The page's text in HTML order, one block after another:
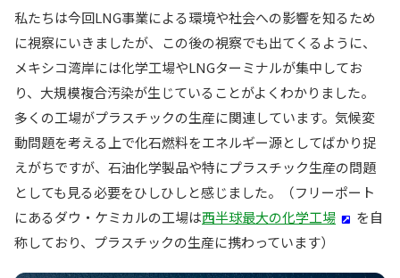
私たちは今回LNG事業による環境や社会への影響を知るため
に視察にいきましたが、この後の視察でも出てくるように、
メキシコ湾岸には化学工場やLNGターミナルが集中してお
り、大規模複合汚染が生じていることがよくわかりました。
多くの工場がプラスチックの生産に関連しています。気候変
動問題を考える上で化石燃料をエネルギー源としてばかり捉
えがちですが、石油化学製品や特にプラスチック生産の問題
としても見る必要をひしひしと感じました。（フリーポート
にあるダウ・ケミカルの工場は西半球最大の化学工場
を自
称しており、プラスチックの生産に携わっています）